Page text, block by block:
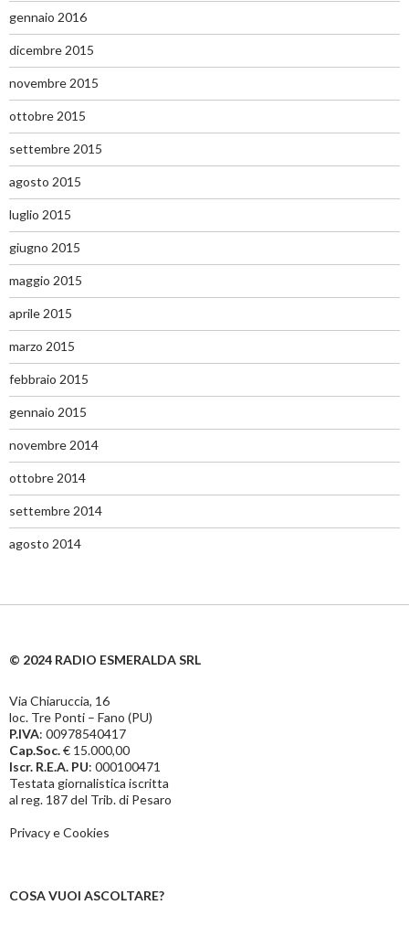
gennaio 2016
dicembre 2015
novembre 2015
ottobre 2015
settembre 2015
agosto 2015
luglio 2015
giugno 2015
maggio 2015
aprile 2015
marzo 2015
febbraio 2015
gennaio 2015
novembre 2014
ottobre 2014
settembre 2014
agosto 2014
© 2024 RADIO ESMERALDA SRL
Via Chiaruccia, 16
loc. Tre Ponti – Fano (PU)
P.IVA: 00978540417
Cap.Soc.€ 15.000,00
Iscr. R.E.A. PU: 000100471
Testata giornalistica iscritta
al reg. 187 del Trib. di Pesaro
Privacy e Cookies
COSA VUOI ASCOLTARE?